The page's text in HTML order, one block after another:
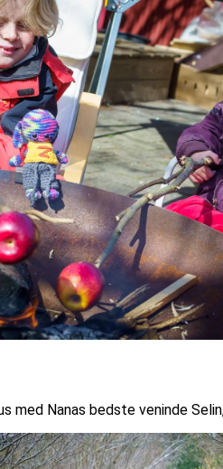
med Nanas bedste veninde